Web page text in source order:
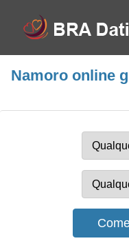
Namoro online